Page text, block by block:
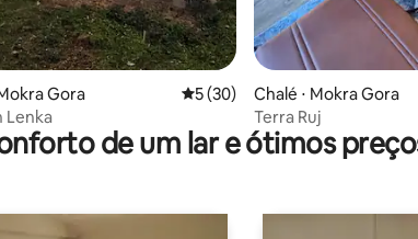
Gora 5 de uma avaliação média de 5,
5 (30)
Lenka
Chalé ⋅ Mokra Gora
Terra Ruj
de um lar e ótimos